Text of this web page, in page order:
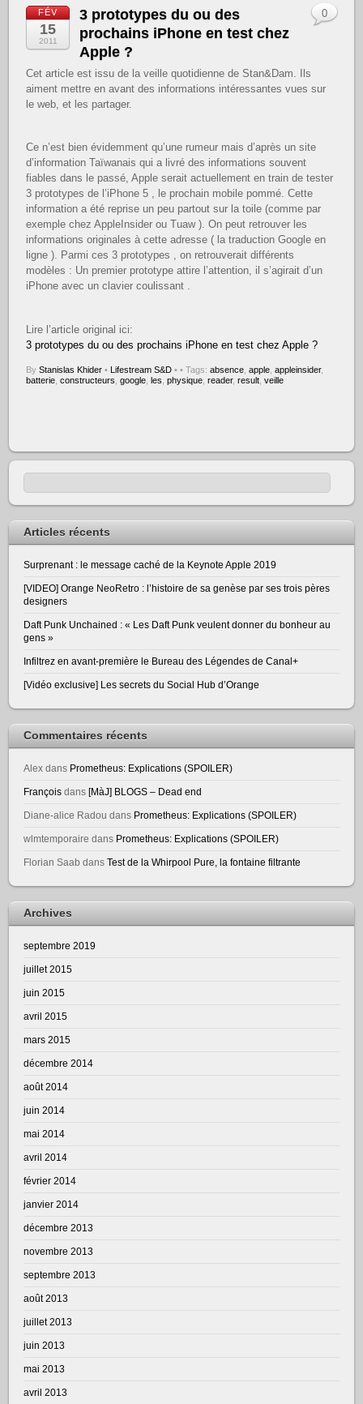
FÉV
15
2011
3 prototypes du ou des
prochains iPhone en test chez
Apple ?
Cet article est issu de la veille quotidienne de Stan&Dam. Ils
aiment mettre en avant des informations intéressantes vues sur
le web, et les partager.
Ce n’est bien évidemment qu’une rumeur mais d’après un site
d’information Taïwanais qui a livré des informations souvent
fiables dans le passé, Apple serait actuellement en train de tester
3 prototypes de l’iPhone 5 , le prochain mobile pommé. Cette
information a été reprise un peu partout sur la toile (comme par
exemple chez AppleInsider ou Tuaw ). On peut retrouver les
informations originales à cette adresse ( la traduction Google en
ligne ). Parmi ces 3 prototypes , on retrouverait différents
modèles : Un premier prototype attire l’attention, il s’agirait d’un
iPhone avec un clavier coulissant .
Lire l’article original ici:
3 prototypes du ou des prochains iPhone en test chez Apple ?
ByStanislas Khider • Lifestream S&D •
0
• Tags:absence ,apple ,appleinsider,
batterie ,constructeurs ,google ,les ,physique ,reader,result ,veille
Articles récents
Surprenant : le message caché de la Keynote Apple 2019
[VIDEO] Orange NeoRetro : l’histoire de sa genèse par ses trois pères
designers
Daft Punk Unchained : « Les Daft Punk veulent donner du bonheur au
gens »
Infiltrez en avant-première le Bureau des Légendes de Canal+
[Vidéo exclusive] Les secrets du Social Hub d’Orange
Commentaires récents
Alex dans Prometheus: Explications (SPOILER)
François dans [MàJ] BLOGS – Dead end
Diane-alice Radou dans Prometheus: Explications (SPOILER)
wlmtemporaire dans Prometheus: Explications (SPOILER)
Florian Saab dansTest de la Whirpool Pure, la fontaine filtrante
Archives
septembre 2019
juillet 2015
juin 2015
avril 2015
mars 2015
décembre 2014
août 2014
juin 2014
mai 2014
avril 2014
février 2014
janvier 2014
décembre 2013
novembre 2013
septembre 2013
août 2013
juillet 2013
juin 2013
mai 2013
avril 2013